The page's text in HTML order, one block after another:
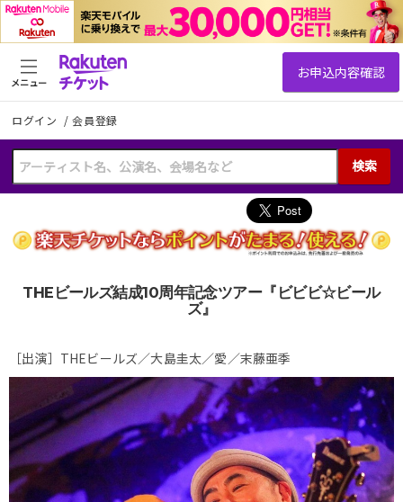
ログイン /会員登録
検索
メニュー
THEビールズ結成10周年記念ツアー『ビビビ☆ビール
ズ』
［出演］THEビールズ／大島圭太／愛／末藤亜季